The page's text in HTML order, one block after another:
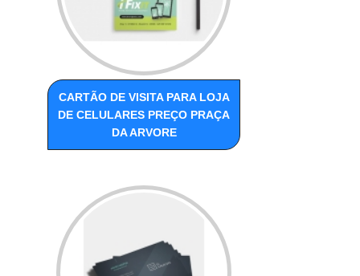
CARTÃO DE VISITA PARA LOJA
DE CELULARES PREÇO PRAÇA
DA ARVORE